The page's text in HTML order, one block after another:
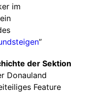
im
”
der Sektion
Donauland
Feature